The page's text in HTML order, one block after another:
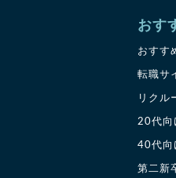
おす
おすす
転職サ
リクル
20代向
40代向
第二新